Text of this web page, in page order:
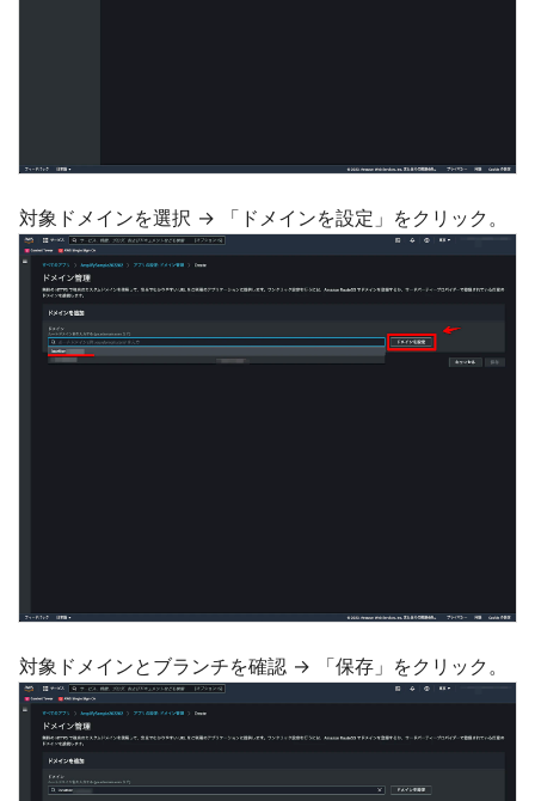
対象ドメインを選択 → 「ドメインを設定」をクリック。
対象ドメインとブランチを確認 → 「保存」をクリック。